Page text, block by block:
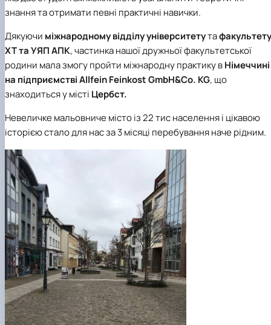
знання та отримати певні практичні навички.
Дякуючи міжнародному відділу університетутафакультету
ХТ та УЯП АПК, частинка нашої дружньої факультетської
родини мала змогу пройти міжнародну практику вНімеччині
на підприємстві Аllfein Feinkost GmbH&Co. KG, що
знаходиться у місті Цербст.
Невеличке мальовниче місто із 22 тис населення і цікавою
історією стало для нас за 3 місяці перебування наче рідним.